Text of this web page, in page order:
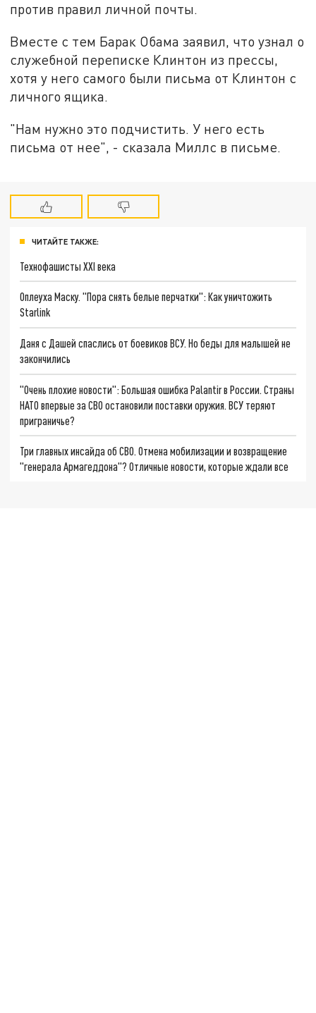
против правил личной почты.
Вместе с тем Барак Обама заявил, что узнал о
служебной переписке Клинтон из прессы,
хотя у него самого были письма от Клинтон с
личного ящика.
"Нам нужно это подчистить. У него есть
письма от нее", - сказала Миллс в письме.
ЧИТАЙТЕ ТАКЖЕ:
Технофашисты XXI века
Оплеуха Маску. "Пора снять белые перчатки": Как уничтожить
Starlink
Даня с Дашей спаслись от боевиков ВСУ. Но беды для малышей не
закончились
"Очень плохие новости": Большая ошибка Palantir в России. Страны
НАТО впервые за СВО остановили поставки оружия. ВСУ теряют
приграничье?
Три главных инсайда об СВО. Отмена мобилизации и возвращение
"генерала Армагеддона"? Отличные новости, которые ждали все